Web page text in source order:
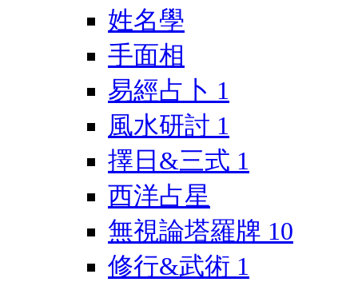
姓名學
手面相
易經占卜 1
風水研討 1
擇日&三式 1
西洋占星
無視論塔羅牌 10
修行&武術 1